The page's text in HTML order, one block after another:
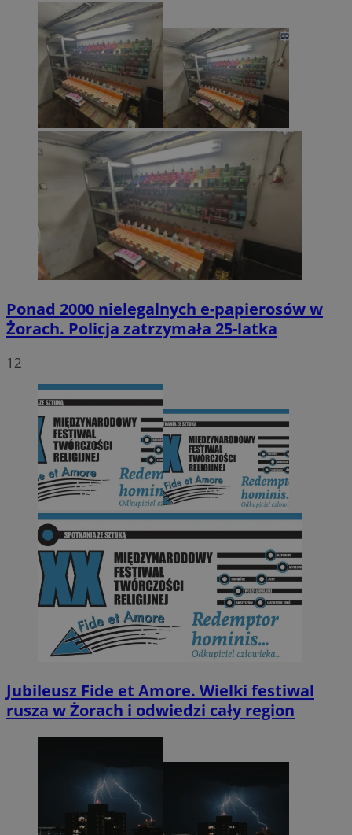
Ponad 2000 nielegalnych e-papierosów w
Żorach. Policja zatrzymała 25-latka
12
Jubileusz Fide et Amore. Wielki festiwal
rusza w Żorach i odwiedzi cały region